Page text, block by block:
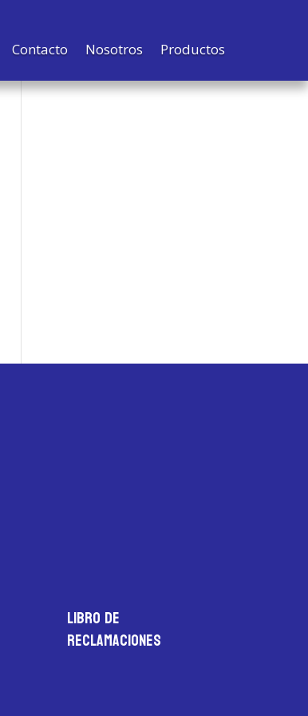
Contacto Nosotros Productos
LIBRO DE
RECLAMACIONES